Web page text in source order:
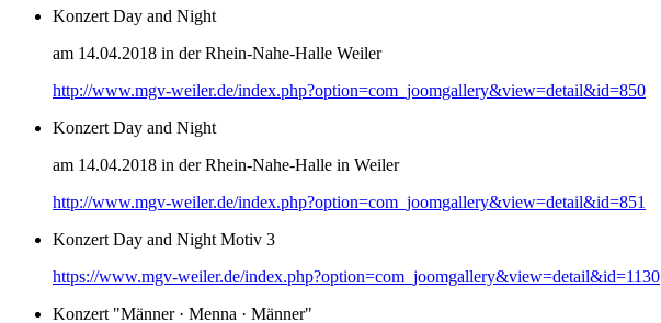
Konzert Day and Night
am 14.04.2018 in der Rhein-Nahe-Halle Weiler
http://www.mgv-weiler.de/index.php?option=com_joomgallery&view=detail&id=850
Konzert Day and Night
am 14.04.2018 in der Rhein-Nahe-Halle in Weiler
http://www.mgv-weiler.de/index.php?option=com_joomgallery&view=detail&id=851
Konzert Day and Night Motiv 3
https://www.mgv-weiler.de/index.php?option=com_joomgallery&view=detail&id=1130
Konzert "Männer · Menna · Männer"